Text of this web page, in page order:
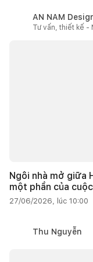
AN NAM
Tư vấn, thiết kế -
Ngôi nhà mở giữa
một phần của
27/06/2026, lúc 10:00
Thu Nguyễn